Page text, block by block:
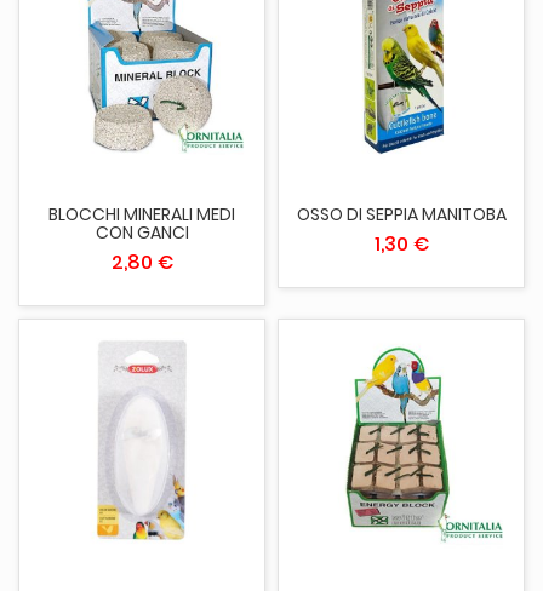
BLOCCHI MINERALI MEDI
CON GANCI
2,80 €
OSSO DI SEPPIA MANITOBA
1,30 €